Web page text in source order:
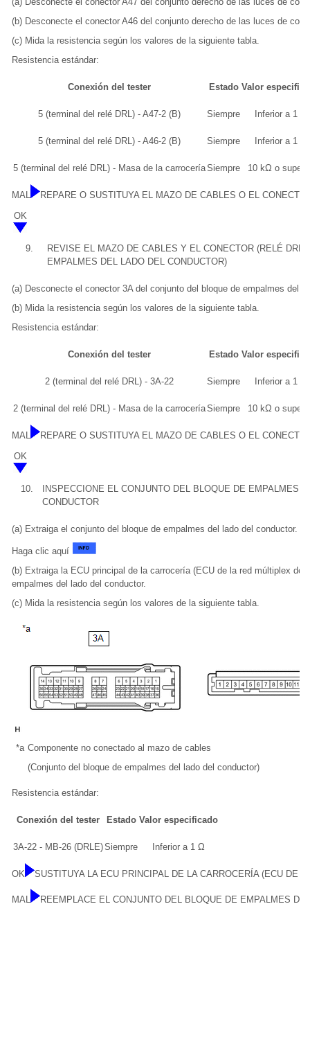
(b) Desconecte el conector A46 del conjunto derecho de las luces de
(c) Mida la resistencia según los valores de la siguiente tabla.
Resistencia estándar:
Conexión del tester Estado Valor
5 (terminal del relé DRL) - A47-2 (B) Siempre Inferior a 1 Ω
5 (terminal del relé DRL) - A46-2 (B) Siempre Inferior a 1 Ω
5 (terminal del relé DRL) - Masa de la carroceríaSiempre 10 kΩ o
MAL
REPARE O SUSTITUYA EL MAZO DE CABLES O EL
OK
9.
REVISE EL MAZO DE CABLES Y EL CONECTOR (RELÉ DRL
EMPALMES DEL LADO DEL CONDUCTOR)
(a) Desconecte el conector 3A del conjunto del bloque de empalmes del
(b) Mida la resistencia según los valores de la siguiente tabla.
Resistencia estándar:
Conexión del tester Estado Valor
2 (terminal del relé DRL) - 3A-22 Siempre Inferior a 1 Ω
2 (terminal del relé DRL) - Masa de la carroceríaSiempre 10 kΩ o
MAL
REPARE O SUSTITUYA EL MAZO DE CABLES O EL
OK
10.
INSPECCIONE EL CONJUNTO DEL BLOQUE DE EMPALMES
CONDUCTOR
(a) Extraiga el conjunto del bloque de empalmes del lado del conductor.
Haga clic aquí
(b) Extraiga la ECU principal de la carrocería (ECU de la red múltiplex de
empalmes del lado del conductor.
(c) Mida la resistencia según los valores de la siguiente tabla.
*a Componente no conectado al mazo de cables
(Conjunto del bloque de empalmes del lado del conductor)
Resistencia estándar:
Conexión del tester Estado Valor especificado
3A-22 - MB-26 (DRLE)Siempre Inferior a 1 Ω
OK SUSTITUYA LA ECU PRINCIPAL DE LA CARROCERÍA (ECU DE
MAL REEMPLACE EL CONJUNTO DEL BLOQUE DE EMPALMES